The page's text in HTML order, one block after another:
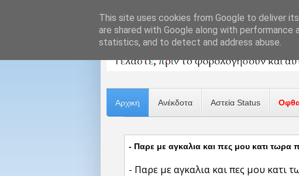
Αρχική Ανέκδοτα Αστεία Status
- Παρε με αγκαλια και πες μου κατι τωρα
- Παρε με αγκαλια και πες μου κατι
This site uses cookies from Google to deliver
are shared with Google along with
statistics, and to detect and address abuse.